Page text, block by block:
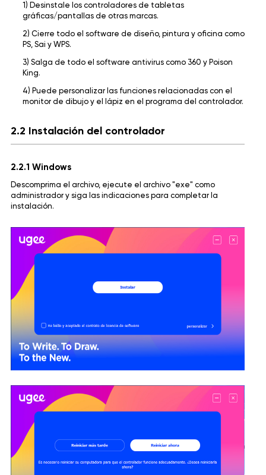
1) Desinstale los controladores de tabletas
gráficas/pantallas de otras marcas.
2) Cierre todo el software de diseño, pintura y oficina como
PS, Sai y WPS.
3) Salga de todo el software antivirus como 360 y Poison
King.
4) Puede personalizar las funciones relacionadas con el
monitor de dibujo y el lápiz en el programa del controlador.
2.2 Instalación del controlador
2.2.1 Windows
Descomprima el archivo, ejecute el archivo "exe" como
administrador y siga las indicaciones para completar la
instalación.